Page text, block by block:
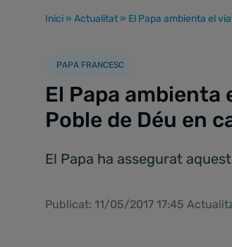
Inici » Actualitat » El Papa ambienta el
PAPA FRANCESC
El Papa ambienta
Poble de Déu en
El Papa ha assegurat
Publicat: 11/05/2017 17:45